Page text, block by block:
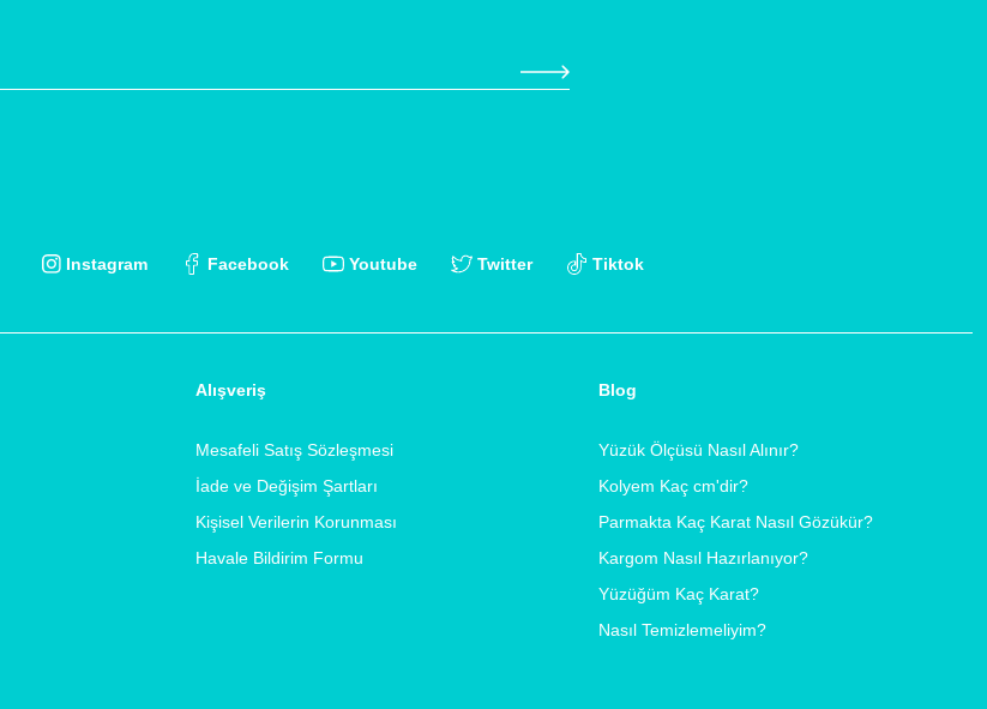
Instagram Facebook Youtube Twitter Tiktok
Alışveriş
Mesafeli Satış Sözleşmesi
İade ve Değişim Şartları
Kişisel Verilerin Korunması
Havale Bildirim Formu
Blog
Yüzük Ölçüsü Nasıl Alınır?
Kolyem Kaç cm'dir?
Parmakta Kaç Karat Nasıl Gözükür?
Kargom Nasıl Hazırlanıyor?
Yüzüğüm Kaç Karat?
Nasıl Temizlemeliyim?